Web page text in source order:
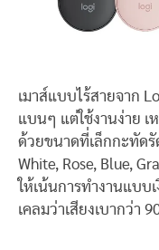
เมาส์แบบไร้สายจาก
แบนๆ แต่ใช้งานง่าย
ด้วยขนาดที่เล็กกะทัดรั
White, Rose, Blue,
ให้เน้นการทำงานแบบ
เคลมว่าเสียงเบากว่า